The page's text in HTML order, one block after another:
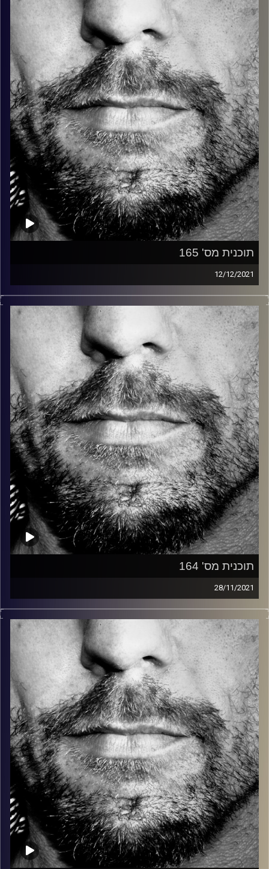
כל מה שחי, אמיתי ונושם.
עם שמוליק רגב.
קרדיט תמונות: David Goehring
תוכנית מס' 165
12/12/2021
זיפים, מוזיקה מחוספסת של הופעות חיות. הרבה ג'אם, רוק,
בלוז, bluegrass, ג'אז, Fאנק, פרוגרסיב ואפילו אלקטרוניקה.
כל מה שחי, אמיתי ונושם.
עם שמוליק רגב.
קרדיט תמונות: David Goehring
תוכנית מס' 164
28/11/2021
זיפים, מוזיקה מחוספסת של הופעות חיות. הרבה ג'אם, רוק,
בלוז, bluegrass, ג'אז, Fאנק, פרוגרסיב ואפילו אלקטרוניקה.
כל מה שחי, אמיתי ונושם.
עם שמוליק רגב.
קרדיט תמונות: David Goehring